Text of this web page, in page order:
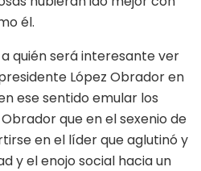
él.
quién será interesante ver
López Obrador en
ese sentido emular los
que en el sexenio de
en el líder que aglutinó y
y el enojo social hacia un